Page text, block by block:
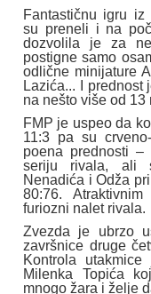
Fantastičnu igru iz
su preneli i na
dozvolila je za
postigne samo
odlične minijature
Lazića... I
na nešto više od 13
FMP je uspeo da
11:3 pa su
poena prednosti
seriju rivala, ali
Nenadića i Odža
80:76.
furiozni nalet rivala.
Zvezda je ubrzo
završnice druge
Kontrola
Milenka Topića
mnogo žara i želje